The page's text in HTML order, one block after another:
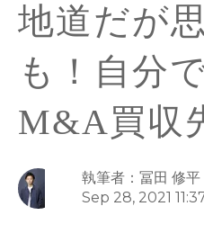
地道だが
も！自分
M&A買収
執筆者：冨田 修平
Sep 28, 2021